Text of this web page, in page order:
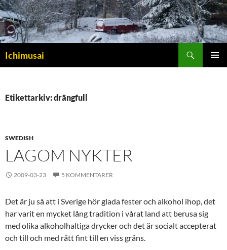
Ichimusai
Etikettarkiv: drängfull
SWEDISH
LAGOM NYKTER
2009-03-23 5 KOMMENTARER
Det är ju så att i Sverige hör glada fester och alkohol ihop, det
har varit en mycket lång tradition i vårat land att berusa sig
med olika alkoholhaltiga drycker och det är socialt accepterat
och till och med rätt fint till en viss gräns.